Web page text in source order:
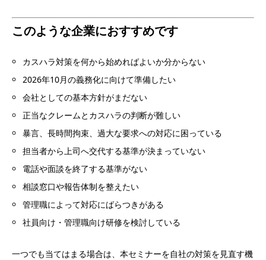
このような企業におすすめです
カスハラ対策を何から始めればよいか分からない
2026年10月の義務化に向けて準備したい
会社としての基本方針がまだない
正当なクレームとカスハラの判断が難しい
暴言、長時間拘束、過大な要求への対応に困っている
担当者から上司へ交代する基準が決まっていない
電話や面談を終了する基準がない
相談窓口や報告体制を整えたい
管理職によって対応にばらつきがある
社員向け・管理職向け研修を検討している
一つでも当てはまる場合は、本セミナーを自社の対策を見直す機